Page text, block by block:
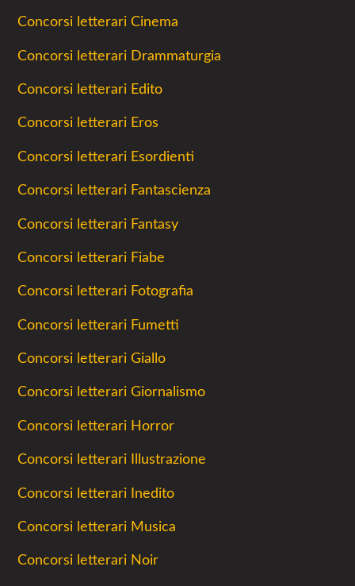
Concorsi letterari Cinema
Concorsi letterari Drammaturgia
Concorsi letterari Edito
Concorsi letterari Eros
Concorsi letterari Esordienti
Concorsi letterari Fantascienza
Concorsi letterari Fantasy
Concorsi letterari Fiabe
Concorsi letterari Fotografia
Concorsi letterari Fumetti
Concorsi letterari Giallo
Concorsi letterari Giornalismo
Concorsi letterari Horror
Concorsi letterari Illustrazione
Concorsi letterari Inedito
Concorsi letterari Musica
Concorsi letterari Noir